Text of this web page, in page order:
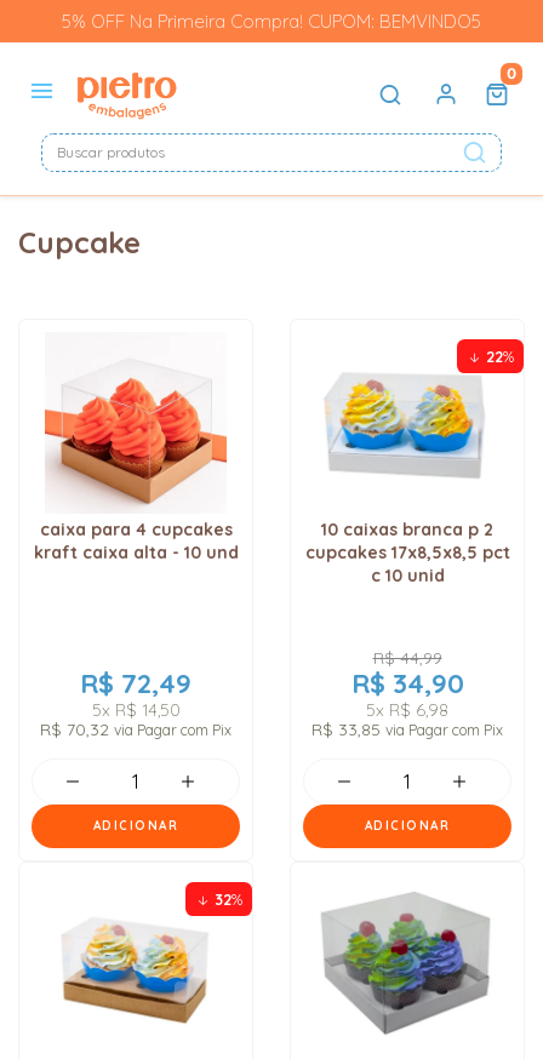
5% OFF Na Primeira Compra! CUPOM: BEMVINDO5
0
Cupcake
caixa para 4 cupcakes
kraft caixa alta - 10 und
R$ 72,49
5x R$ 14,50
R$ 70,32 via Pagar com Pix
ADICIONAR
22%
10 caixas branca p 2
cupcakes 17x8,5x8,5 pct
c 10 unid
R$ 44,99
R$ 34,90
5x R$ 6,98
R$ 33,85 via Pagar com Pix
ADICIONAR
32%